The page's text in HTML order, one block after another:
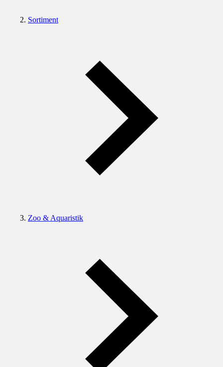
Sortiment
Zoo & Aquaristik